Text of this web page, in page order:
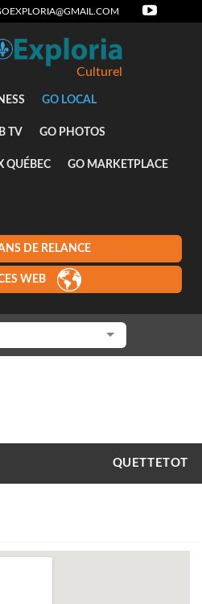
Culturel
GO LOCAL
TV GO PHOTOS
QUÉBEC GO MARKETPLACE
DE RELANCE
WEB
QUETTETOT